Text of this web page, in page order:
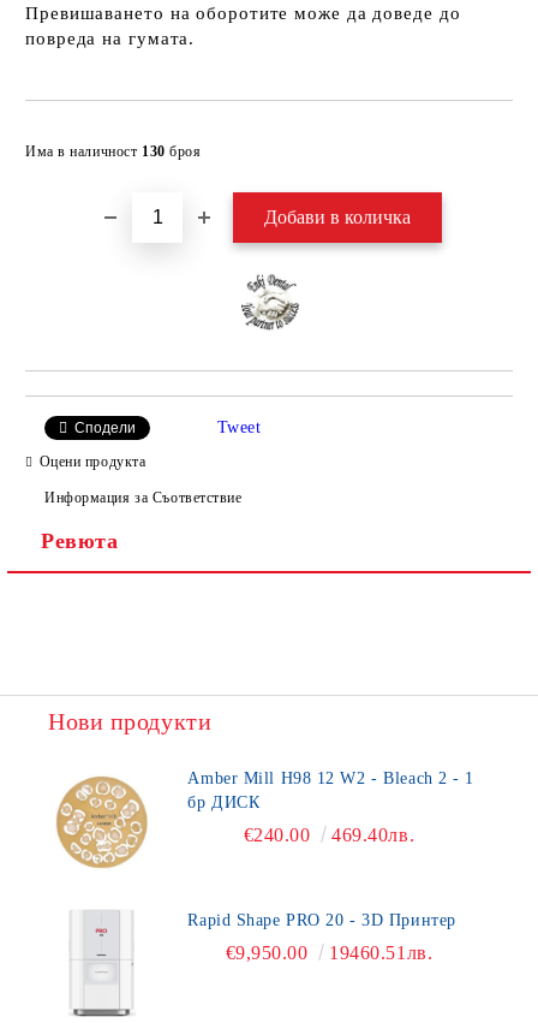
Превишаването на оборотите може да доведе до
повреда на гумата.
Има в наличност 130 броя
Сподели Tweet
Оцени продукта
Информация за Съответствие
Ревюта
Нови продукти
Amber Mill H98 12 W2 - Bleach 2 - 1
бр ДИСК
€240.00 469.40лв.
Rapid Shape PRO 20 - 3D Принтер
€9,950.00 19460.51лв.